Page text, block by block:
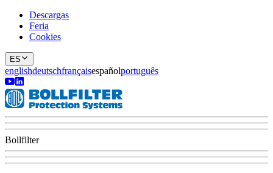
Descargas
Feria
Cookies
ES
englishdeutschfrançaisespañolportuguês
Bollfilter